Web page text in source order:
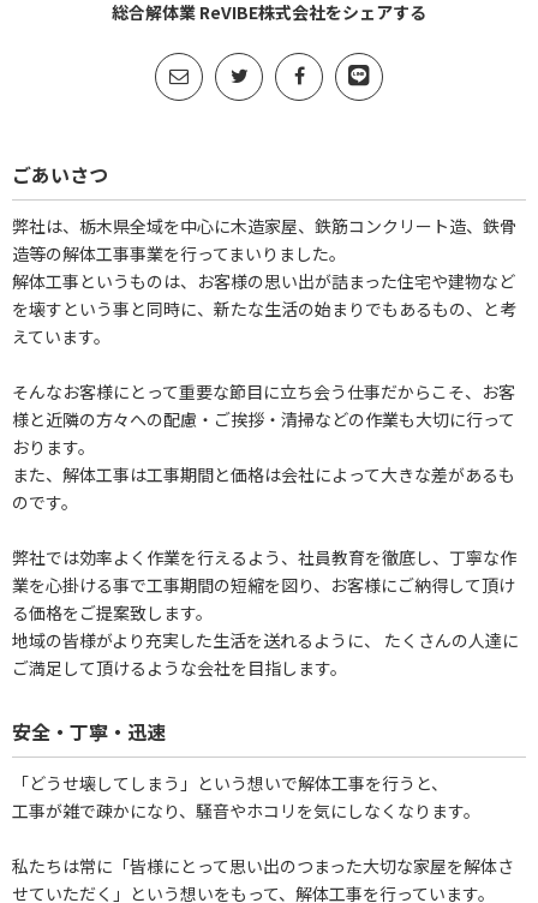
総合解体業 ReVIBE株式会社をシェアする
ごあいさつ
弊社は、栃木県全域を中心に木造家屋、鉄筋コンクリート造、鉄骨
造等の解体工事事業を行ってまいりました。
解体工事というものは、お客様の思い出が詰まった住宅や建物など
を壊すという事と同時に、新たな生活の始まりでもあるもの、と考
えています。
そんなお客様にとって重要な節目に立ち会う仕事だからこそ、お客
様と近隣の方々への配慮・ご挨拶・清掃などの作業も大切に行って
おります。
また、解体工事は工事期間と価格は会社によって大きな差があるも
のです。
弊社では効率よく作業を行えるよう、社員教育を徹底し、丁寧な作
業を心掛ける事で工事期間の短縮を図り、お客様にご納得して頂け
る価格をご提案致します。
地域の皆様がより充実した生活を送れるように、 たくさんの人達に
ご満足して頂けるような会社を目指します。
安全・丁寧・迅速
「どうせ壊してしまう」という想いで解体工事を行うと、
工事が雑で疎かになり、騒音やホコリを気にしなくなります。
私たちは常に「皆様にとって思い出のつまった大切な家屋を解体さ
せていただく」という想いをもって、解体工事を行っています。